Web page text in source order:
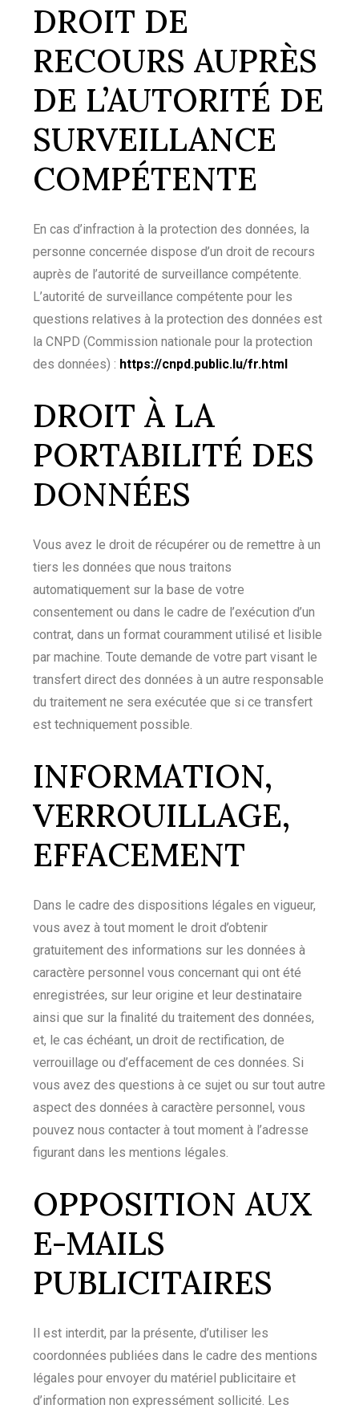
DROIT DE
RECOURS AUPRÈS
DE L’AUTORITÉ DE
SURVEILLANCE
COMPÉTENTE
En cas d’infraction à la protection des données, la
personne concernée dispose d’un droit de recours
auprès de l’autorité de surveillance compétente.
L’autorité de surveillance compétente pour les
questions relatives à la protection des données est
la CNPD (Commission nationale pour la protection
des données) : https://cnpd.public.lu/fr.html
DROIT À LA
PORTABILITÉ DES
DONNÉES
Vous avez le droit de récupérer ou de remettre à un
tiers les données que nous traitons
automatiquement sur la base de votre
consentement ou dans le cadre de l’exécution d’un
contrat, dans un format couramment utilisé et lisible
par machine. Toute demande de votre part visant le
transfert direct des données à un autre responsable
du traitement ne sera exécutée que si ce transfert
est techniquement possible.
INFORMATION,
VERROUILLAGE,
EFFACEMENT
Dans le cadre des dispositions légales en vigueur,
vous avez à tout moment le droit d’obtenir
gratuitement des informations sur les données à
caractère personnel vous concernant qui ont été
enregistrées, sur leur origine et leur destinataire
ainsi que sur la finalité du traitement des données,
et, le cas échéant, un droit de rectification, de
verrouillage ou d’effacement de ces données. Si
vous avez des questions à ce sujet ou sur tout autre
aspect des données à caractère personnel, vous
pouvez nous contacter à tout moment à l’adresse
figurant dans les mentions légales.
OPPOSITION AUX
E-MAILS
PUBLICITAIRES
Il est interdit, par la présente, d’utiliser les
coordonnées publiées dans le cadre des mentions
légales pour envoyer du matériel publicitaire et
d’information non expressément sollicité. Les